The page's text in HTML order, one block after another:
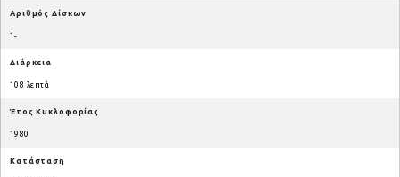
Αριθμός Δίσκων
1-
Διάρκεια
108 λεπτά
Έτος Κυκλοφορίας
1980
Κατάσταση